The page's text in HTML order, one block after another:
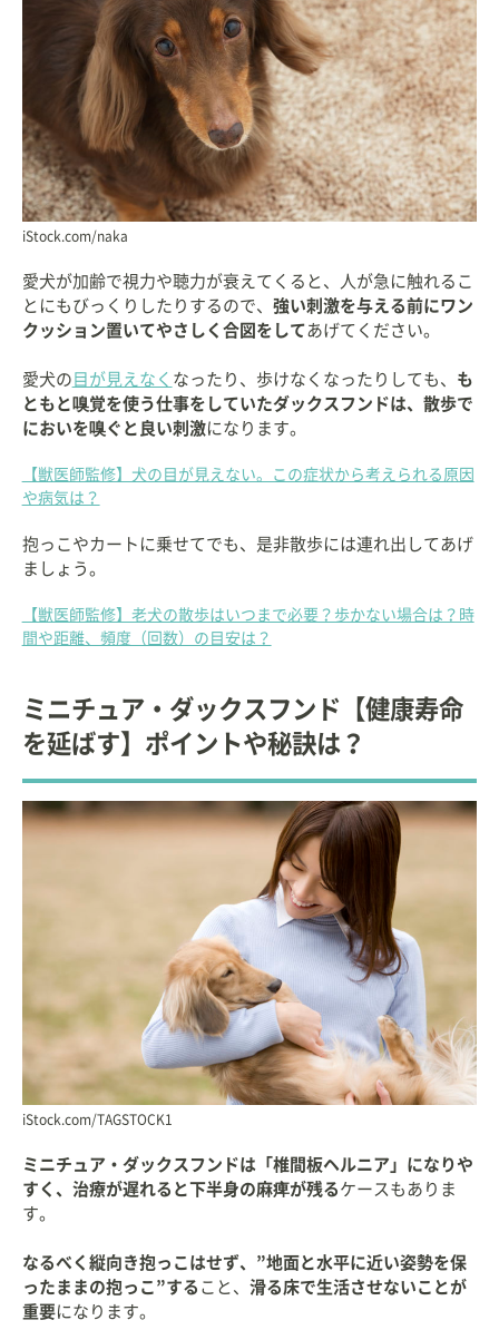
iStock.com/naka
愛犬が加齢で視力や聴力が衰えてくると、人が急に触れるこ
とにもびっくりしたりするので、 強い刺激を与える前にワン
クッション置いてやさしく合図をしてあげてください。
愛犬の 目が見えなく なったり、歩けなくなったりしても、 も
ともと嗅覚を使う仕事をしていたダックスフンドは、散歩で
においを嗅ぐと良い刺激になります。
【獣医師監修】犬の目が見えない。この症状から考えられる原因
や病気は？
抱っこやカートに乗せてでも、是非散歩には連れ出してあげ
ましょう。
【獣医師監修】老犬の散歩はいつまで必要？歩かない場合は？時
間や距離、頻度（回数）の目安は？
ミニチュア・ダックスフンド【健康寿命
を延ばす】ポイントや秘訣は？
iStock.com/TAGSTOCK1
ミニチュア・ダックスフンドは「椎間板ヘルニア」になりや
すく、治療が遅れると下半身の麻痺が残る ケースもありま
す。
なるべく縦向き抱っこはせず、”地面と水平に近い姿勢を保
ったままの抱っこ”する こと、 滑る床で生活させないことが
重要になります。